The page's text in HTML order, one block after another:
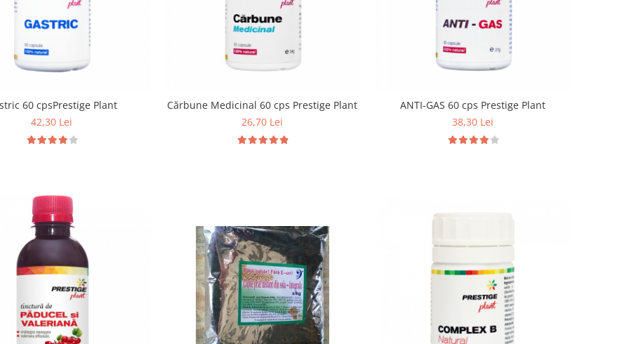
60 cpsPrestige Plant
42,30 Lei
Cărbune Medicinal 60 cps Prestige Plant
26,70 Lei
ANTI-GAS 60 cps Prestige Plant
38,30 Lei